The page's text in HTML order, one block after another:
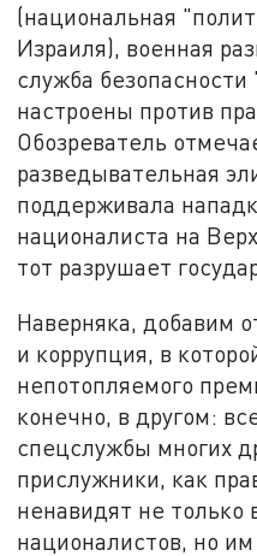
(национальная
Израиля), военная
служба
настроены против
Обозреватель
разведывательная
поддерживала
националиста на
тот разрушает
Наверняка, добавим
и коррупция, в
непотопляемого
конечно, в другом:
спецслужбы многих
прислужники, как
ненавидят не только
националистов, но им